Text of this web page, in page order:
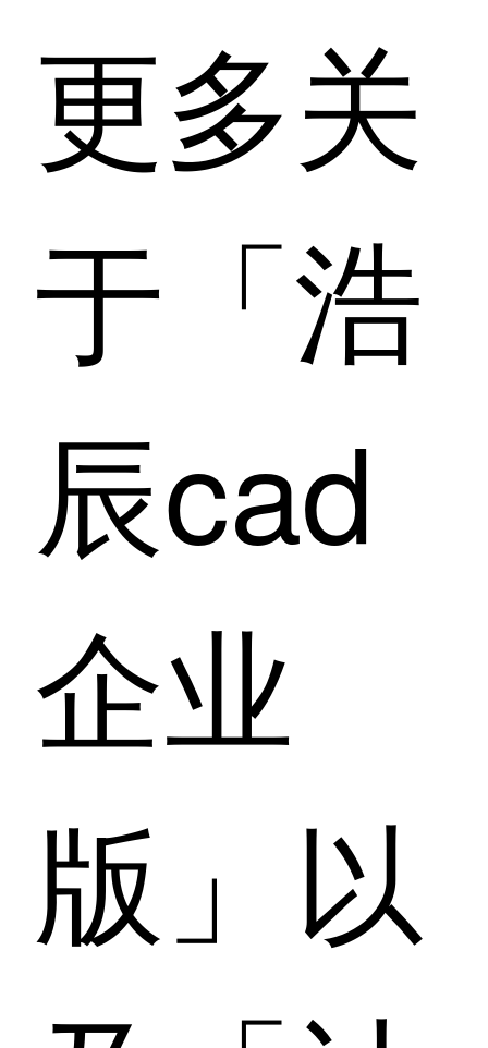
更多关
于「浩
辰cad
企业
版」以